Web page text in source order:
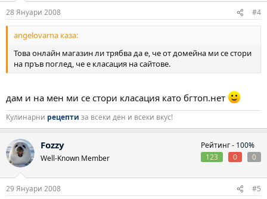
28 Януари 2008 #4
angelovarna каза:
Това онлайн магазин ли трябва да е, че от домейна ми се стори
на пръв поглед, че е класация на сайтове.
дам и на мен ми се стори класация като бгтоп.нет
Кулинарни рецепти за всеки ден и всеки вкус!
Fozzy
Well-Known Member
Рейтинг - 100%
123
0 0
29 Януари 2008 #5